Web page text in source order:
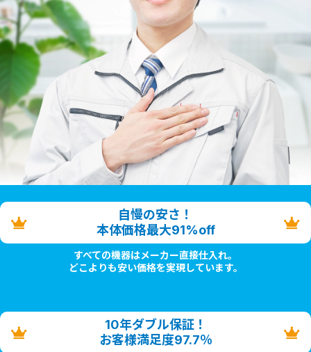
自慢の安さ！
本体価格最大91%off
すべての機器はメーカー直接仕入れ。
どこよりも安い価格を実現しています。
10年ダブル保証！
お客様満足度97.7％